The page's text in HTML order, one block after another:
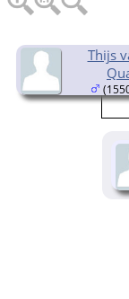
Thijs